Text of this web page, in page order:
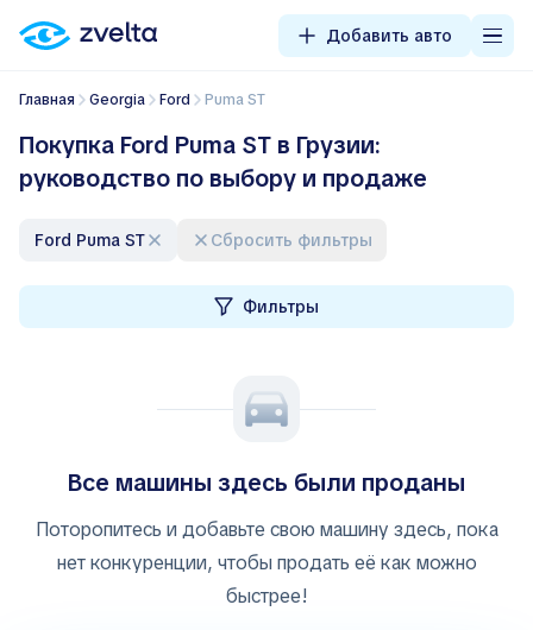
Добавить авто
Главная Georgia Ford Puma ST
Покупка Ford Puma ST в Грузии:
руководство по выбору и продаже
Ford Puma ST Сбросить фильтры
Фильтры
Все машины здесь были проданы
Поторопитесь и добавьте свою машину здесь, пока
нет конкуренции, чтобы продать её как можно
быстрее!